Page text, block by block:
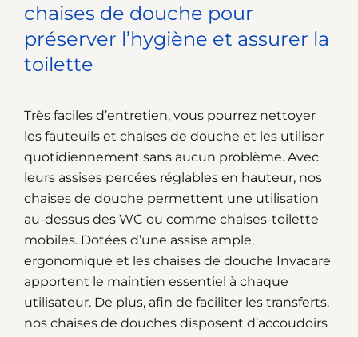
chaises de douche pour
préserver l’hygiène et assurer la
toilette
Très faciles d’entretien, vous pourrez nettoyer
les fauteuils et chaises de douche et les utiliser
quotidiennement sans aucun problème. Avec
leurs assises percées réglables en hauteur, nos
chaises de douche permettent une utilisation
au-dessus des WC ou comme chaises-toilette
mobiles. Dotées d’une assise ample,
ergonomique et les chaises de douche Invacare
apportent le maintien essentiel à chaque
utilisateur. De plus, afin de faciliter les transferts,
nos chaises de douches disposent d’accoudoirs